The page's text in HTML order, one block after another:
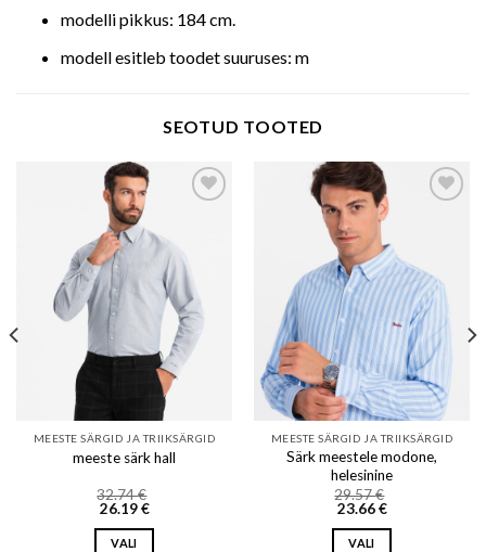
modelli pikkus: 184 cm.
modell esitleb toodet suuruses: m
SEOTUD TOOTED
Add to wishlist
MEESTE SÄRGID JA TRIIKSÄRGID
meeste särk hall
32.74€
26.19€
VALI
Add to wishlist
MEESTE SÄRGID JA TRIIKSÄRGID
Särk meestele modone,
helesinine
29.57€
23.66€
VALI